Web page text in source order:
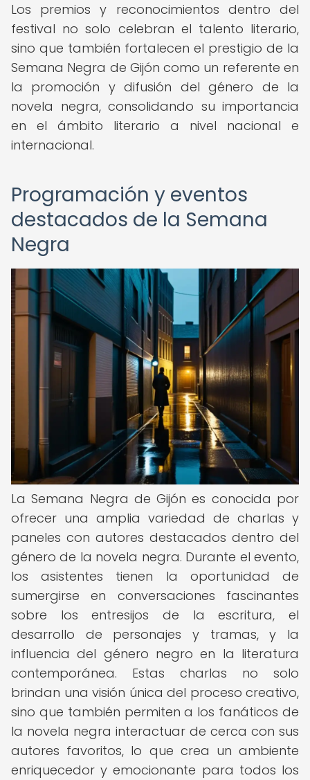
Los premios y reconocimientos dentro del
festival no solo celebran el talento literario,
sino que también fortalecen el prestigio de la
Semana Negra de Gijón como un referente en
la promoción y difusión del género de la
novela negra, consolidando su importancia
en el ámbito literario a nivel nacional e
internacional.
Programación y eventos
destacados de la Semana
Negra
La Semana Negra de Gijón es conocida por
ofrecer una amplia variedad de charlas y
paneles con autores destacados dentro del
género de la novela negra. Durante el evento,
los asistentes tienen la oportunidad de
sumergirse en conversaciones fascinantes
sobre los entresijos de la escritura, el
desarrollo de personajes y tramas, y la
influencia del género negro en la literatura
contemporánea. Estas charlas no solo
brindan una visión única del proceso creativo,
sino que también permiten a los fanáticos de
la novela negra interactuar de cerca con sus
autores favoritos, lo que crea un ambiente
enriquecedor y emocionante para todos los